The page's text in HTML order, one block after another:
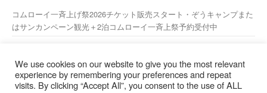
コムローイ一斉上げ祭2026チケット販売スタート・ぞうキャンプまた
はサンカンペーン観光＋2泊コムローイ一斉上祭予約受付中
We use cookies on our website to give you the most relevant
experience by remembering your preferences and repeat
visits. By clicking “Accept All”, you consent to the use of ALL